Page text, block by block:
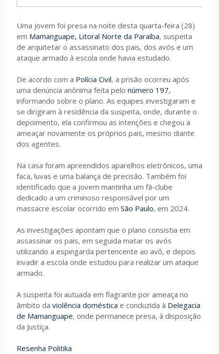
Uma jovem foi presa na noite desta quarta-feira (28)
em Mamanguape, Litoral Norte da Paraíba, suspeita
de arquitetar o assassinato dos pais, dos avós e um
ataque armado à escola onde havia estudado.
De acordo com a Polícia Civil, a prisão ocorreu após
uma denúncia anônima feita pelo número 197,
informando sobre o plano. As equipes investigaram e
se dirigiram à residência da suspeita, onde, durante o
depoimento, ela confirmou as intenções e chegou a
ameaçar novamente os próprios pais, mesmo diante
dos agentes.
Na casa foram apreendidos aparelhos eletrônicos, uma
faca, luvas e uma balança de precisão. Também foi
identificado que a jovem mantinha um fã-clube
dedicado a um criminoso responsável por um
massacre escolar ocorrido em São Paulo, em 2024.
As investigações apontam que o plano consistia em
assassinar os pais, em seguida matar os avós
utilizando a espingarda pertencente ao avô, e depois
invadir a escola onde estudou para realizar um ataque
armado.
A suspeita foi autuada em flagrante por ameaça no
âmbito da violência doméstica e conduzida à Delegacia
de Mamanguape, onde permanece presa, à disposição
da Justiça.
Resenha Politika